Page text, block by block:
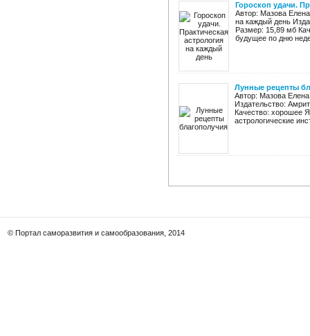
Гороскоп удачи.
Автор: Мазова
на каждый день
Размер: 15,89 мб
будущее по дню
Лунные рецепты
Автор: Мазова
Издательство:
Качество: хорошее
астрологические
© Портал саморазвития и самообразования, 2014